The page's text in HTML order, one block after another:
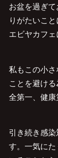
お盆を過ぎ
りがたいこ
エビヤカフェ
私もこの小
ことを避け
全第一、健康
引き続き感
す。一気に